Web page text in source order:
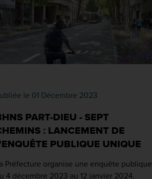
le 01 Décembre 2023
PART-DIEU - SEPT
: LANCEMENT DE
PUBLIQUE UNIQUE
Préfecture organise une enquête publique
4 décembre 2023 au 12 janvier 2024.